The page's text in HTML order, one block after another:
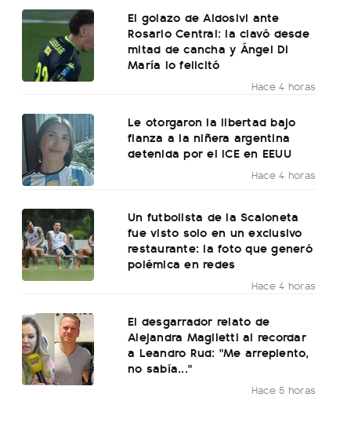
El golazo de Aldosivi ante
Rosario Central: la clavó desde
mitad de cancha y Ángel Di
María lo felicitó
Hace 4 horas
Le otorgaron la libertad bajo
fianza a la niñera argentina
detenida por el ICE en EEUU
Hace 4 horas
Un futbolista de la Scaloneta
fue visto solo en un exclusivo
restaurante: la foto que generó
polémica en redes
Hace 4 horas
El desgarrador relato de
Alejandra Maglietti al recordar
a Leandro Rud: "Me arrepiento,
no sabía..."
Hace 5 horas